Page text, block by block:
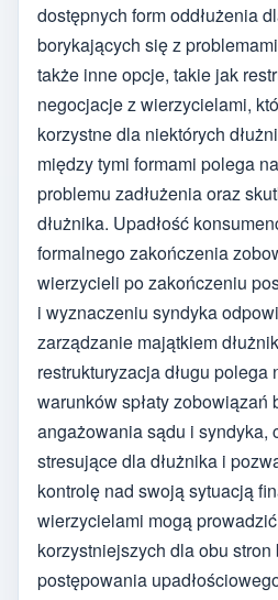
dostępnych form oddłużenia
borykających się z
także inne opcje, takie jak
negocjacje z wierzycielami,
korzystne dla niektórych
między tymi formami polega
problemu zadłużenia oraz
dłużnika. Upadłość
formalnego zakończenia
wierzycieli po zakończeniu
i wyznaczeniu syndyka
zarządzanie majątkiem
restrukturyzacja długu polega
warunków spłaty zobowiązań
angażowania sądu i syndyka,
stresujące dla dłużnika i
kontrolę nad swoją sytuacją
wierzycielami mogą
korzystniejszych dla obu
postępowania